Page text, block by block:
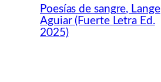
Poesías de sangre, Lange
Aguiar (Fuerte Letra Ed.
2025)